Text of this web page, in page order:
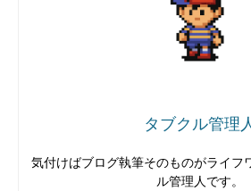
タブクル管理
気付けばブログ執筆そのものがライフ
ル管理人です。